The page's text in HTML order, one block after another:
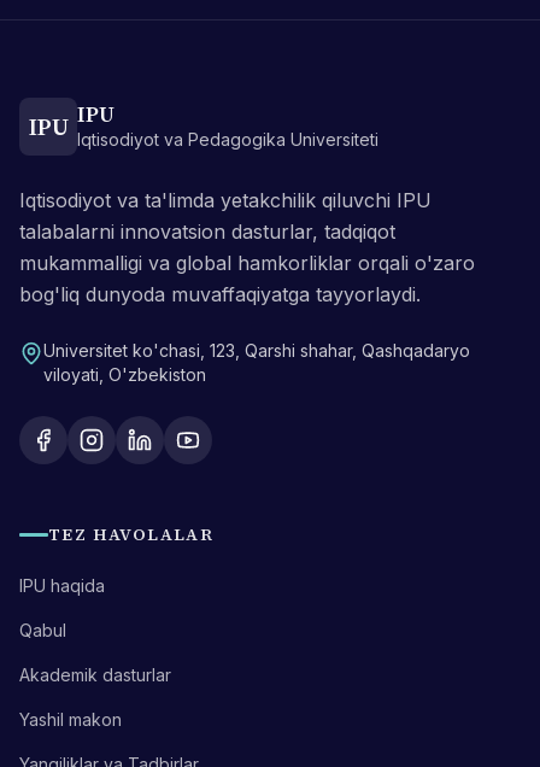
IPU IPU
Iqtisodiyot va Pedagogika Universiteti
Iqtisodiyot va ta'limda yetakchilik qiluvchi IPU
talabalarni innovatsion dasturlar, tadqiqot
mukammalligi va global hamkorliklar orqali o'zaro
bog'liq dunyoda muvaffaqiyatga tayyorlaydi.
Universitet ko'chasi, 123, Qarshi shahar, Qashqadaryo
viloyati, O'zbekiston
TEZ HAVOLALAR
IPU haqida
Qabul
Akademik dasturlar
Yashil makon